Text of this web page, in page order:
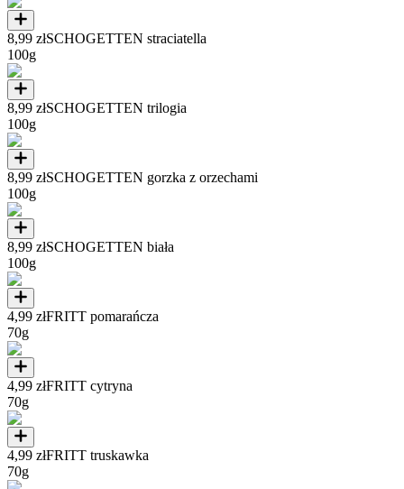
8,99 złSCHOGETTEN straciatella
100g
8,99 złSCHOGETTEN trilogia
100g
8,99 złSCHOGETTEN gorzka z orzechami
100g
8,99 złSCHOGETTEN biała
100g
4,99 złFRITT pomarańcza
70g
4,99 złFRITT cytryna
70g
4,99 złFRITT truskawka
70g